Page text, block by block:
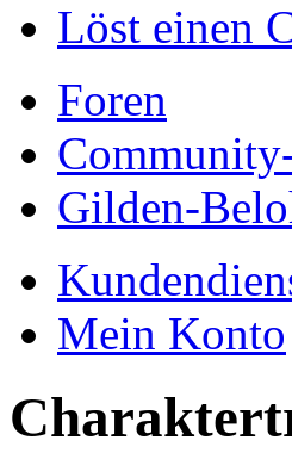
Löst einen
Foren
Gilden-
Mein Konto